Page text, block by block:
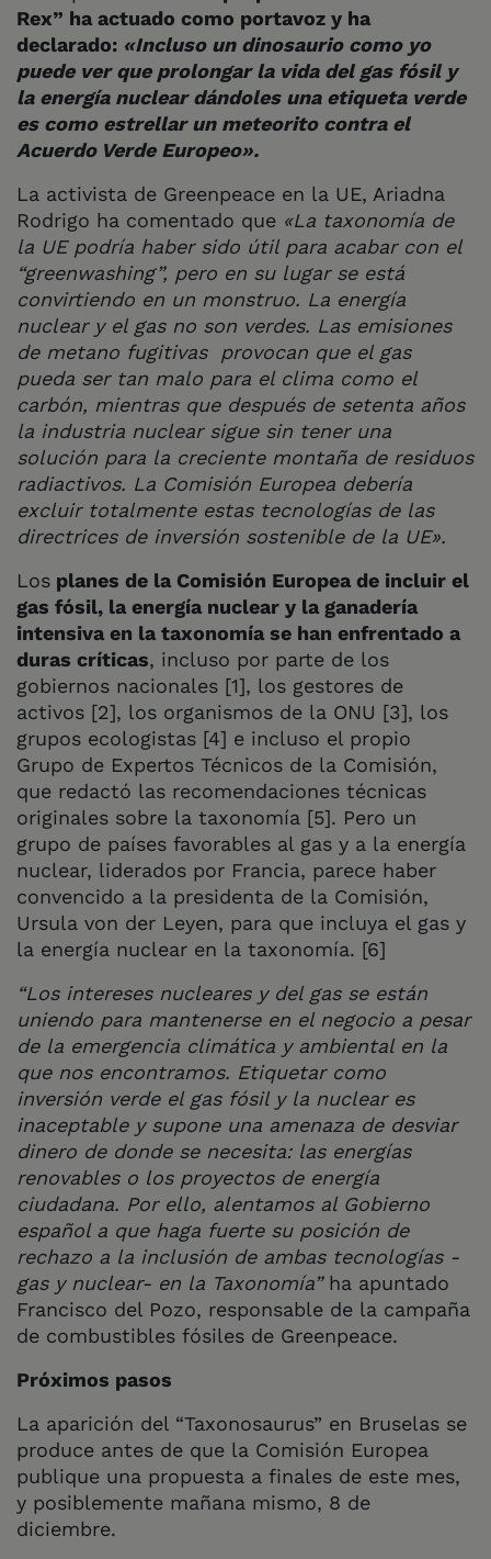
Rex” ha actuado como portavoz y ha
declarado: «Incluso un dinosaurio como yo
puede ver que prolongar la vida del gas fósil y
la energía nuclear dándoles una etiqueta verde
es como estrellar un meteorito contra el
Acuerdo Verde Europeo».
La activista de Greenpeace en la UE, Ariadna
Rodrigo ha comentado que «La taxonomía de
la UE podría haber sido útil para acabar con el
“greenwashing”, pero en su lugar se está
convirtiendo en un monstruo. La energía
nuclear y el gas no son verdes. Las emisiones
de metano fugitivas provocan que el gas
pueda ser tan malo para el clima como el
carbón, mientras que después de setenta años
la industria nuclear sigue sin tener una
solución para la creciente montaña de residuos
radiactivos. La Comisión Europea debería
excluir totalmente estas tecnologías de las
directrices de inversión sostenible de la UE».
Los planes de la Comisión Europea de incluir el
gas fósil, la energía nuclear y la ganadería
intensiva en la taxonomía se han enfrentado a
duras críticas, incluso por parte de los
gobiernos nacionales [1], los gestores de
activos [2], los organismos de la ONU [3], los
grupos ecologistas [4] e incluso el propio
Grupo de Expertos Técnicos de la Comisión,
que redactó las recomendaciones técnicas
originales sobre la taxonomía [5]. Pero un
grupo de países favorables al gas y a la energía
nuclear, liderados por Francia, parece haber
convencido a la presidenta de la Comisión,
Ursula von der Leyen, para que incluya el gas y
la energía nuclear en la taxonomía. [6]
“Los intereses nucleares y del gas se están
uniendo para mantenerse en el negocio a pesar
de la emergencia climática y ambiental en la
que nos encontramos. Etiquetar como
inversión verde el gas fósil y la nuclear es
inaceptable y supone una amenaza de desviar
dinero de donde se necesita: las energías
renovables o los proyectos de energía
ciudadana. Por ello, alentamos al Gobierno
español a que haga fuerte su posición de
rechazo a la inclusión de ambas tecnologías -
gas y nuclear- en la Taxonomía”ha apuntado
Francisco del Pozo, responsable de la campaña
de combustibles fósiles de Greenpeace.
Próximos pasos
La aparición del “Taxonosaurus” en Bruselas se
produce antes de que la Comisión Europea
publique una propuesta a finales de este mes,
y posiblemente mañana mismo, 8 de
diciembre.